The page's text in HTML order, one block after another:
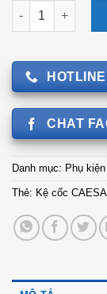
Kệ cốc CAESAR
CHAT
Danh mục: Phụ
Thẻ: Kệ cốc